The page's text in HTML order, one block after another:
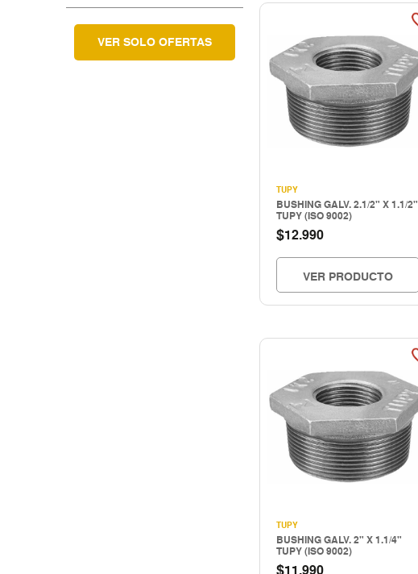
EQUIP.LEVANTE ELEV.Y TRASLACIO
EQUIPAMIENTO TALLER Y
VULCANICACIÓN
equipos para grasa
VER SOLO OFERTAS
TUPY
BUSHING GALV. 2.1/2" X 1.1/2"
TUPY (ISO 9002)
$12.990
VER PRODUCTO
TUPY
BUSHING GALV. 2" X 1.1/4"
TUPY (ISO 9002)